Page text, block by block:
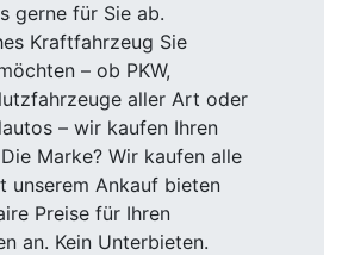
gerne für Sie ab.
Kraftfahrzeug Sie
– ob PKW,
aller Art oder
– wir kaufen Ihren
Marke? Wir kaufen alle
unserem Ankauf bieten
Preise für Ihren
an. Kein Unterbieten.